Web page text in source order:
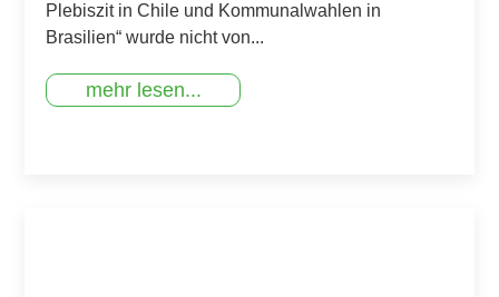
Plebiszit in Chile und Kommunalwahlen in
Brasilien“ wurde nicht von...
mehr lesen...